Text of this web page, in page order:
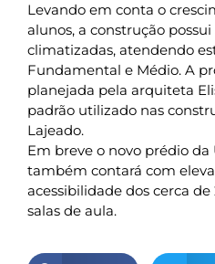
Levando em conta o
alunos, a construção
climatizadas, atendendo
Fundamental e Médio. A
planejada pela arquiteta
padrão utilizado nas
Lajeado.
Em breve o novo prédio
também contará com
acessibilidade dos cerca
salas de aula.